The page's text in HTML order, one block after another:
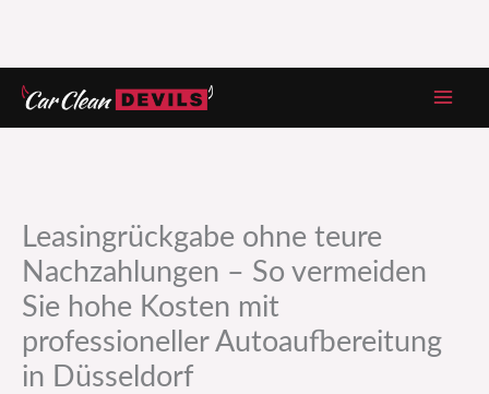
Zum
Inhalt
Leasingrückgabe ohne teure
Nachzahlungen – So vermeiden
Sie hohe Kosten mit
professioneller Autoaufbereitung
in Düsseldorf